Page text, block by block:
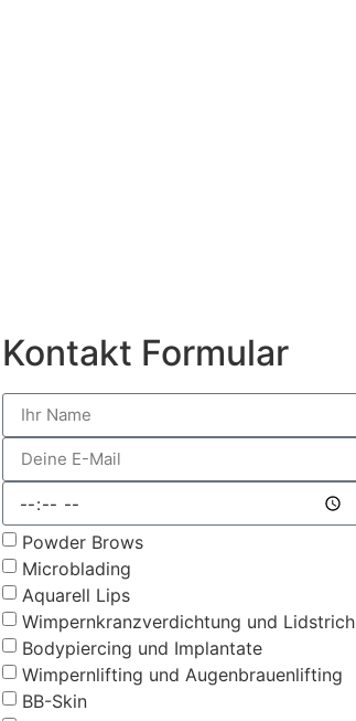
Kontakt Formular
Powder Brows
Microblading
Aquarell Lips
Wimpernkranzverdichtung und Lidstrich
Bodypiercing und Implantate
Wimpernlifting und Augenbrauenlifting
BB-Skin